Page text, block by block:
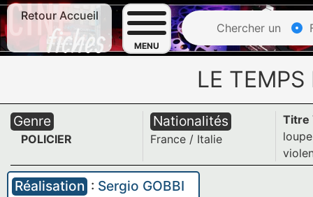
Retour Accueil
MENU
Chercher un
LE TEMPS
Genre
POLICIER
Nationalités
France / Italie
Titre
Réalisation : Sergio GOBBI